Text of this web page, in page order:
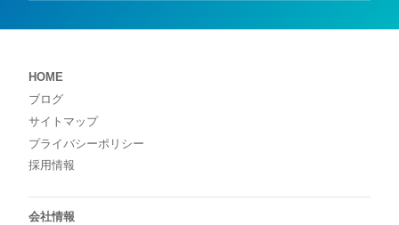
HOME
ブログ
サイトマップ
プライバシーポリシー
採用情報
会社情報